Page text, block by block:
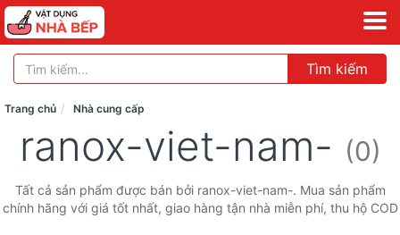
Tìm kiếm
Trang chủ Nhà cung cấp
ranox-viet-nam- (0)
Tất cả sản phẩm được bán bởi ranox-viet-nam-. Mua sản phẩm
chính hãng với giá tốt nhất, giao hàng tận nhà miễn phí, thu hộ COD